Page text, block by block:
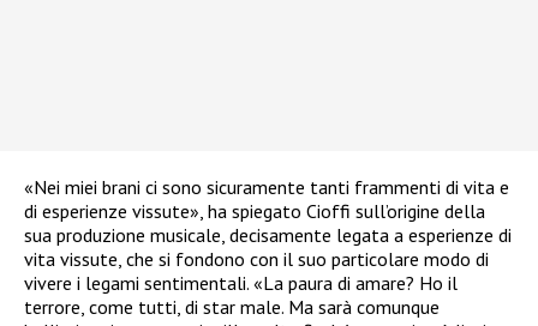
«Nei miei brani ci sono sicuramente tanti frammenti di vita e
di esperienze vissute», ha spiegato Cioffi sull’origine della
sua produzione musicale, decisamente legata a esperienze di
vita vissute, che si fondono con il suo particolare modo di
vivere i legami sentimentali. «La paura di amare? Ho il
terrore, come tutti, di star male. Ma sarà comunque